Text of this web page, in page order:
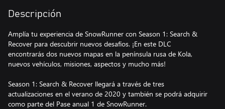
Descripción
Amplía tu experiencia de SnowRunner con Season 1: Search &
Recover para descubrir nuevos desafíos. ¡En este DLC
encontrarás dos nuevos mapas en la península rusa de Kola,
nuevos vehículos, misiones, aspectos y mucho más!
Season 1: Search & Recover llegará a través de tres
actualizaciones en el verano de 2020 y también se podrá adquirir
como parte del Pase anual 1 de SnowRunner.